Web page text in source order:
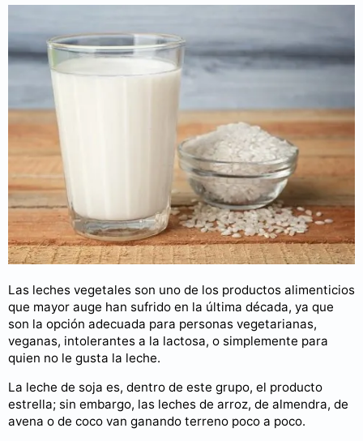
Las leches vegetales son uno de los productos alimenticios
que mayor auge han sufrido en la última década, ya que
son la opción adecuada para personas vegetarianas,
veganas, intolerantes a la lactosa, o simplemente para
quien no le gusta la leche.
La leche de soja es, dentro de este grupo, el producto
estrella; sin embargo, las leches de arroz, de almendra, de
avena o de coco van ganando terreno poco a poco.